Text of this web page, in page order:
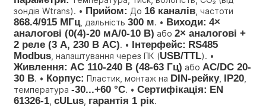
зондів Wtrans). • Прийом: До 16 каналів
868.4/915 МГц, дальність 300 м. • Виходи: 4×
аналогові (0(4)-20 мА/0-10 В) або 2× аналогові +
2 реле (3 A, 230 В AC). • Інтерфейс: RS485
Modbus , налаштування через ПК (USB/TTL
Живлення: AC 110-240 В (48-63 Гц) або AC/DC 20-
30 В. • Корпус: Пластик, монтаж на DIN-рейку, IP20
температура -30...+60 °C. • Сертифікація: EN
61326-1 cULus гарантія 1 рік.